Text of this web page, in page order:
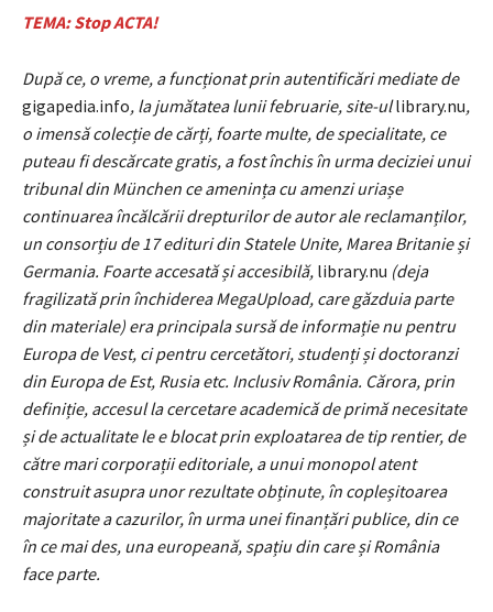
TEMA: Stop ACTA!
După ce, o vreme, a funcționat prin autentificări mediate de
gigapedia.info, la jumătatea lunii februarie, site-ullibrary.nu,
o imensă colecție de cărți, foarte multe, de specialitate, ce
puteau fi descărcate gratis, a fost închis în urma deciziei unui
tribunal din München ce amenința cu amenzi uriașe
continuarea încălcării drepturilor de autor ale reclamanților,
un consorțiu de 17 edituri din Statele Unite, Marea Britanie și
Germania. Foarte accesată și accesibilă, library.nu (deja
fragilizată prin închiderea MegaUpload, care găzduia parte
din materiale) era principala sursă de informație nu pentru
Europa de Vest, ci pentru cercetători, studenți și doctoranzi
din Europa de Est, Rusia etc. Inclusiv România. Cărora, prin
definiție, accesul la cercetare academică de primă necesitate
și de actualitate le e blocat prin exploatarea de tip rentier, de
către mari corporații editoriale, a unui monopol atent
construit asupra unor rezultate obținute, în copleșitoarea
majoritate a cazurilor, în urma unei finanțări publice, din ce
în ce mai des, una europeană, spațiu din care și România
face parte.